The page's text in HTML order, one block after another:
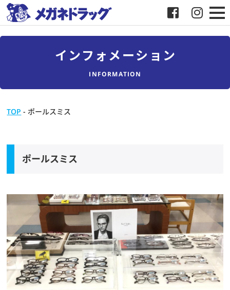
メガネドラッグについて
メディア協力
スタッフブログ
インフォメーション
INFORMATION
TOP - ポールスミス
ポールスミス